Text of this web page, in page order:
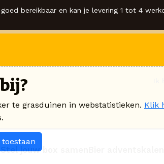
bereikbaar en kan je levering 1 tot 4
Stel jouw box samen
te grasduinen in webstatistieken. Klik
toestaan